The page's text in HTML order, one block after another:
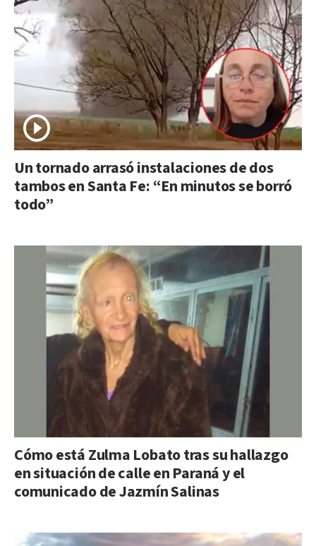
Un tornado arrasó instalaciones de dos
tambos en Santa Fe: “En minutos se borró
todo”
Cómo está Zulma Lobato tras su hallazgo
en situación de calle en Paraná y el
comunicado de Jazmín Salinas